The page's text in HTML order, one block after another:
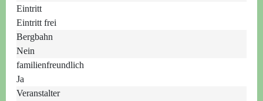
Eintritt
Eintritt frei
Bergbahn
Nein
familienfreundlich
Ja
Veranstalter